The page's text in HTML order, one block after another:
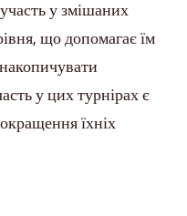
у змішаних
що допомагає їм
у цих турнірах є
їхніх